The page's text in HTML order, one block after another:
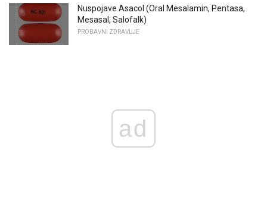
Nuspojave Asacol (Oral Mesalamin, Pentasa,
Mesasal, Salofalk)
PROBAVNI ZDRAVLJE
ad